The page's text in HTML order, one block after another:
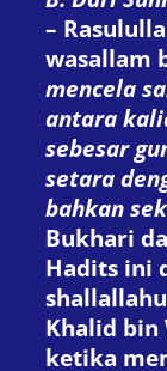
–
wasallam
mencela
antara
sebesar
setara
bahkan
Bukhari
Hadits ini
Khalid bin
ketika